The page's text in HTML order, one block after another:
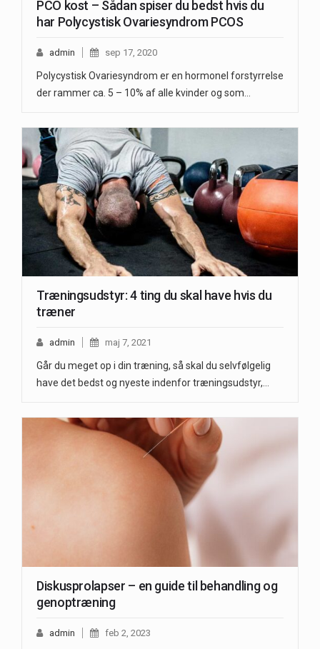
PCO kost – Sådan spiser du bedst hvis du
har Polycystisk Ovariesyndrom PCOS
admin sep 17, 2020
Polycystisk Ovariesyndrom er en hormonel forstyrrelse
der rammer ca. 5 – 10% af alle kvinder og som…
Træningsudstyr: 4 ting du skal have hvis du
træner
admin maj 7, 2021
Går du meget op i din træning, så skal du selvfølgelig
have det bedst og nyeste indenfor træningsudstyr,…
Diskusprolapser – en guide til behandling og
genoptræning
admin feb 2, 2023